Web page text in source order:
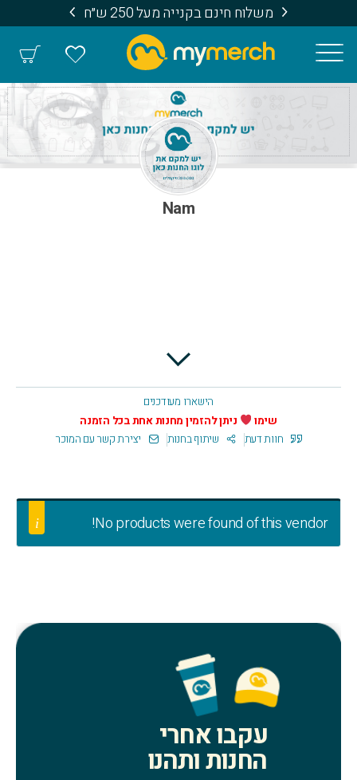
משלוח חינם בקנייה מעל 250 ש״ח
Nam
הישארו מעודכנים
שימו
ניתן להזמין מחנות אחת בכל הזמנה
חוות דעת
שיתוף בחנות יצירת קשר עם המוכר
No products were found of this vendor!
עקבו אחרי
החנות ותהנו